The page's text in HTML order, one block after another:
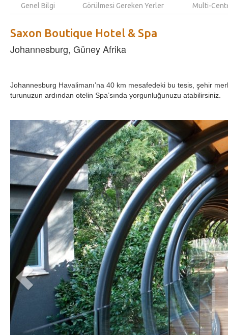
Genel Bilgi Görülmesi Gereken Yerler Multi-
Saxon Boutique Hotel & Spa
Johannesburg, Güney Afrika
Johannesburg Havalimanı’na 40 km mesafedeki bu tesis, şehir
turunuzun ardından otelin Spa’sında yorgunluğunuzu atabilirsiniz.